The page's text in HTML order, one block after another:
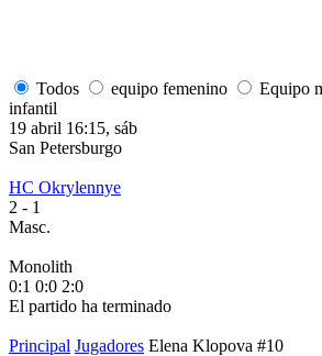
Todos equipo femenino Equipo
infantil
19 abril 16:15, sáb
San Petersburgo
HC Okrylennye
2 - 1
Masc.
Monolith
0:1 0:0 2:0
El partido ha terminado
Principal Jugadores Elena Klopova #10